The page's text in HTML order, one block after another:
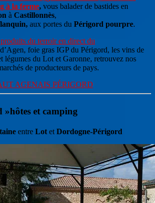
à la ferme, vous balader de bastides en
à Castillonnès,
aux portes du Périgord pourpre.
du terroir en direct du
foie gras IGP du Périgord, les vins de
légumes du Lot et Garonne, retrouvez nos
de producteurs de pays.
AGENAIS PÉRIGORD
»hôtes et camping
entre Lot et Dordogne-Périgord